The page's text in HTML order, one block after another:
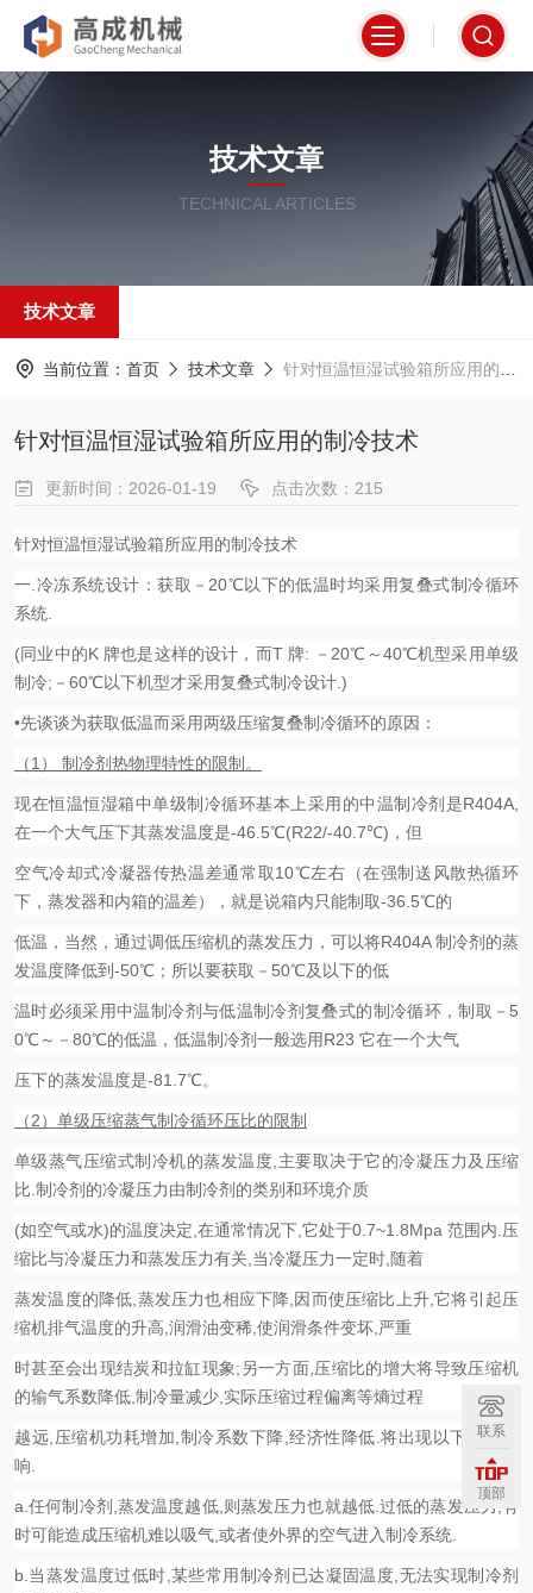
技术文章
TECHNICAL ARTICLES
技术文章
当前位置： 首页 技术文章 针对恒温恒湿试验箱所应用的制冷技术
针对恒温恒湿试验箱所应用的制冷技术
更新时间：2026-01-19 点击次数：215
针对恒温恒湿试验箱所应用的制冷技术
一.冷冻系统设计：获取－20℃以下的低温时均采用复叠式制冷循环
系统.
(同业中的K 牌也是这样的设计，而T 牌: －20℃～40℃机型采用单级
制冷;－60℃以下机型才采用复叠式制冷设计.)
•先谈谈为获取低温而采用两级压缩复叠制冷循环的原因：
（1） 制冷剂热物理特性的限制。
现在恒温恒湿箱中单级制冷循环基本上采用的中温制冷剂是R404A,
在一个大气压下其蒸发温度是-46.5℃(R22/-40.7℃)，但
空气冷却式冷凝器传热温差通常取10℃左右（在强制送风散热循环
下，蒸发器和内箱的温差），就是说箱内只能制取-36.5℃的
低温，当然，通过调低压缩机的蒸发压力，可以将R404A 制冷剂的蒸
发温度降低到-50℃；所以要获取－50℃及以下的低
温时必须采用中温制冷剂与低温制冷剂复叠式的制冷循环，制取－5
0℃～－80℃的低温，低温制冷剂一般选用R23 它在一个大气
压下的蒸发温度是-81.7℃。
（2）单级压缩蒸气制冷循环压比的限制
单级蒸气压缩式制冷机的蒸发温度,主要取决于它的冷凝压力及压缩
比.制冷剂的冷凝压力由制冷剂的类别和环境介质
(如空气或水)的温度决定,在通常情况下,它处于0.7~1.8Mpa 范围内.压
缩比与冷凝压力和蒸发压力有关,当冷凝压力一定时,随着
蒸发温度的降低,蒸发压力也相应下降,因而使压缩比上升,它将引起压
缩机排气温度的升高,润滑油变稀,使润滑条件变坏,严重
时甚至会出现结炭和拉缸现象;另一方面,压缩比的增大将导致压缩机
的输气系数降低,制冷量减少,实际压缩过程偏离等熵过程
越远,压缩机功耗增加,制冷系数下降,经济性降低.将出现以下一些影
响.
a.任何制冷剂,蒸发温度越低,则蒸发压力也就越低.过低的蒸发压力,有
时可能造成压缩机难以吸气,或者使外界的空气进入制冷系统.
b.当蒸发温度过低时,某些常用制冷剂已达凝固温度,无法实现制冷剂
联系
顶部